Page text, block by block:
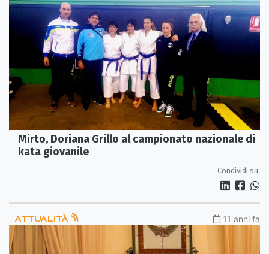
Mirto, Doriana Grillo al campionato nazionale di
kata giovanile
Condividi su:
ATTUALITÀ 11 anni fa